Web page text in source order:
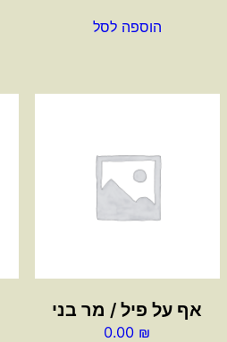
הוספה לסל
אף על פיל / מר בני
0.00 ₪